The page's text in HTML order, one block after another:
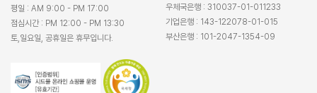
평일 : AM 9:00 - PM 17:00
점심시간 : PM 12:00 - PM 13:30
토,일요일, 공휴일은 휴무입니다.
우체국은행 : 310037-01-011233
기업은행 : 143-122078-01-015
부산은행 : 101-2047-1354-09